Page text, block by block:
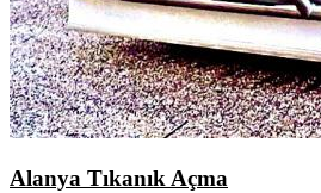
Alanya Tıkanık Açma